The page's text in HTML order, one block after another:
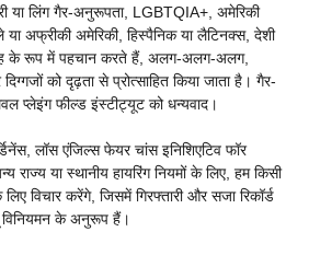
या लिंग गैर-अनुरूपता, LGBTQIA+, अमेरिकी
या अफ्रीकी अमेरिकी, हिस्पैनिक या लैटिनक्स, देशी
के रूप में पहचान करते हैं, अलग-अलग-अलग,
को दृढ़ता से प्रोत्साहित किया जाता है। गैर-
प्लेइंग फील्ड इंस्टीट्यूट को धन्यवाद।
लॉस एंजिल्स फेयर चांस इनिशिएटिव फॉर
राज्य या स्थानीय हायरिंग नियमों के लिए, हम किसी
विचार करेंगे, जिसमें गिरफ्तारी और सजा रिकॉर्ड
विनियमन के अनुरूप हैं।